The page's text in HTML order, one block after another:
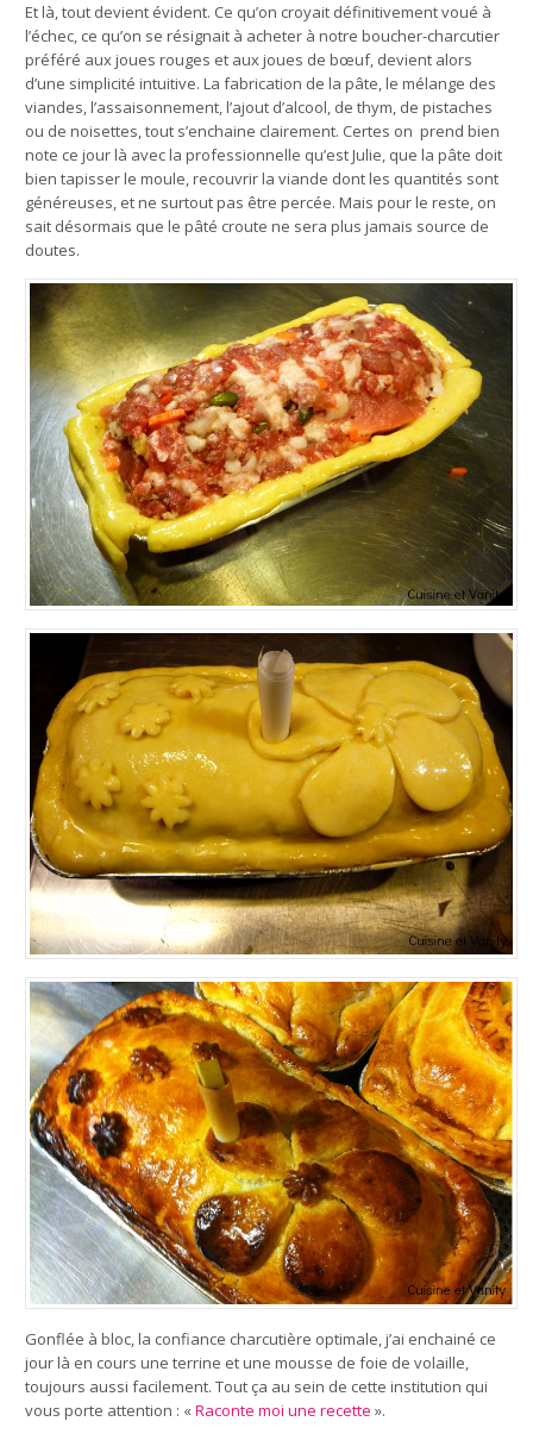
Et là, tout devient évident. Ce qu’on croyait définitivement voué à
l’échec, ce qu’on se résignait à acheter à notre boucher-charcutier
préféré aux joues rouges et aux joues de bœuf, devient alors
d’une simplicité intuitive. La fabrication de la pâte, le mélange des
viandes, l’assaisonnement, l’ajout d’alcool, de thym, de pistaches
ou de noisettes, tout s’enchaine clairement. Certes on prend bien
note ce jour là avec la professionnelle qu’est Julie, que la pâte doit
bien tapisser le moule, recouvrir la viande dont les quantités sont
généreuses, et ne surtout pas être percée. Mais pour le reste, on
sait désormais que le pâté croute ne sera plus jamais source de
doutes.
Gonflée à bloc, la confiance charcutière optimale, j’ai enchainé ce
jour là en cours une terrine et une mousse de foie de volaille,
toujours aussi facilement. Tout ça au sein de cette institution qui
vous porte attention : «Raconte moi une recette».